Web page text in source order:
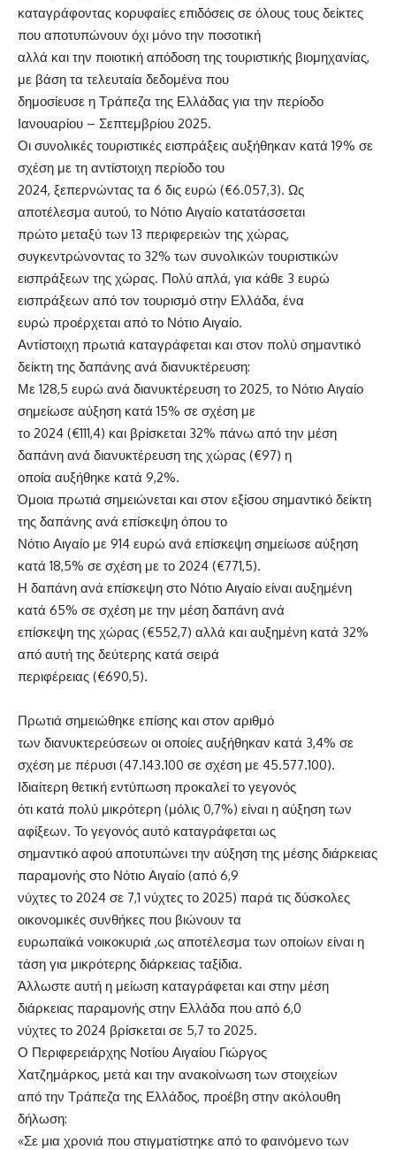
καταγράφοντας κορυφαίες επιδόσεις σε όλους τους δείκτες
που αποτυπώνουν όχι μόνο την ποσοτική
αλλά και την ποιοτική απόδοση της τουριστικής βιομηχανίας,
με βάση τα τελευταία δεδομένα που
δημοσίευσε η Τράπεζα της Ελλάδας για την περίοδο
Ιανουαρίου – Σεπτεμβρίου 2025.
Οι συνολικές τουριστικές εισπράξεις αυξήθηκαν κατά 19% σε
σχέση με τη αντίστοιχη περίοδο του
2024, ξεπερνώντας τα 6 δις ευρώ (€6.057,3). Ως
αποτέλεσμα αυτού, το Νότιο Αιγαίο κατατάσσεται
πρώτο μεταξύ των 13 περιφερειών της χώρας,
συγκεντρώνοντας το 32% των συνολικών τουριστικών
εισπράξεων της χώρας. Πολύ απλά, για κάθε 3 ευρώ
εισπράξεων από τον τουρισμό στην Ελλάδα, ένα
ευρώ προέρχεται από το Νότιο Αιγαίο.
Αντίστοιχη πρωτιά καταγράφεται και στον πολύ σημαντικό
δείκτη της δαπάνης ανά διανυκτέρευση:
Με 128,5 ευρώ ανά διανυκτέρευση το 2025, το Νότιο Αιγαίο
σημείωσε αύξηση κατά 15% σε σχέση με
το 2024 (€111,4) και βρίσκεται 32% πάνω από την μέση
δαπάνη ανά διανυκτέρευση της χώρας (€97) η
οποία αυξήθηκε κατά 9,2%.
Όμοια πρωτιά σημειώνεται και στον εξίσου σημαντικό δείκτη
της δαπάνης ανά επίσκεψη όπου το
Νότιο Αιγαίο με 914 ευρώ ανά επίσκεψη σημείωσε αύξηση
κατά 18,5% σε σχέση με το 2024 (€771,5).
Η δαπάνη ανά επίσκεψη στο Νότιο Αιγαίο είναι αυξημένη
κατά 65% σε σχέση με την μέση δαπάνη ανά
επίσκεψη της χώρας (€552,7) αλλά και αυξημένη κατά 32%
από αυτή της δεύτερης κατά σειρά
περιφέρειας (€690,5).
Πρωτιά σημειώθηκε επίσης και στον αριθμό
των διανυκτερεύσεων οι οποίες αυξήθηκαν κατά 3,4% σε
σχέση με πέρυσι (47.143.100 σε σχέση με 45.577.100).
Ιδιαίτερη θετική εντύπωση προκαλεί το γεγονός
ότι κατά πολύ μικρότερη (μόλις 0,7%) είναι η αύξηση των
αφίξεων. Το γεγονός αυτό καταγράφεται ως
σημαντικό αφού αποτυπώνει την αύξηση της μέσης διάρκειας
παραμονής στο Νότιο Αιγαίο (από 6,9
νύχτες το 2024 σε 7,1 νύχτες το 2025) παρά τις δύσκολες
οικονομικές συνθήκες που βιώνουν τα
ευρωπαϊκά νοικοκυριά ,ως αποτέλεσμα των οποίων είναι η
τάση για μικρότερης διάρκειας ταξίδια.
Άλλωστε αυτή η μείωση καταγράφεται και στην μέση
διάρκειας παραμονής στην Ελλάδα που από 6,0
νύχτες το 2024 βρίσκεται σε 5,7 το 2025.
Ο Περιφερειάρχης Νοτίου Αιγαίου Γιώργος
Χατζημάρκος, μετά και την ανακοίνωση των στοιχείων
από την Τράπεζα της Ελλάδος, προέβη στην ακόλουθη
δήλωση:
«Σε μια χρονιά που στιγματίστηκε από το φαινόμενο των